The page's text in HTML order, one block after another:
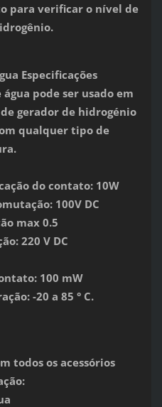
para verificar o nível de
Especificações
pode ser usado em
gerador de hidrogénio
qualquer tipo de
do contato: 10W
100V DC
max 0.5
220 V DC
100 mW
-20 a 85 ° C.
todos os acessórios